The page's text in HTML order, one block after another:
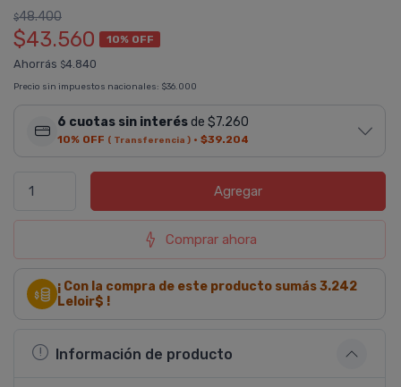
$48.400
$43.560 10% OFF
Ahorrás $4.840
Precio sin impuestos nacionales: $36.000
6 cuotas sin interésde $7.260
10% OFF ( Transferencia ) · $39.204
Agregar
Comprar ahora
¡ Con la compra de este producto sumás3.242
Leloir$ !
Información de producto